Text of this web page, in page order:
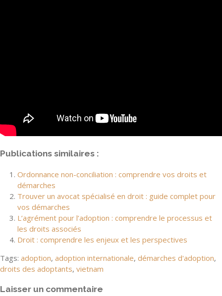
Publications similaires :
Ordonnance non-conciliation : comprendre vos droits et
démarches
Trouver un avocat spécialisé en droit : guide complet pour
vos démarches
L’agrément pour l’adoption : comprendre le processus et
les droits associés
Droit : comprendre les enjeux et les perspectives
Tags: adoption, adoption internationale, démarches d'adoption,
droits des adoptants, vietnam
Laisser un commentaire